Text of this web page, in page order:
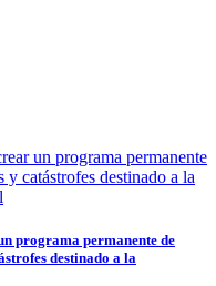
programa permanente de
destinado a la